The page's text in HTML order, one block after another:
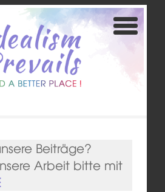
Beiträge?
Arbeit bitte mit